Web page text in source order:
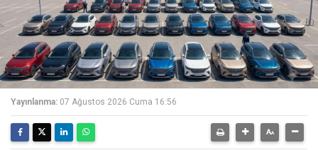
Yayınlanma: 07 Ağustos 2026 Cuma 16:56